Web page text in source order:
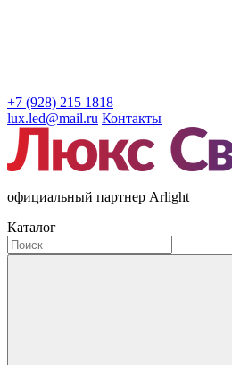
+7 (928) 215 1818
lux.led@mail.ru Контакты
официальный партнер Arlight
Каталог